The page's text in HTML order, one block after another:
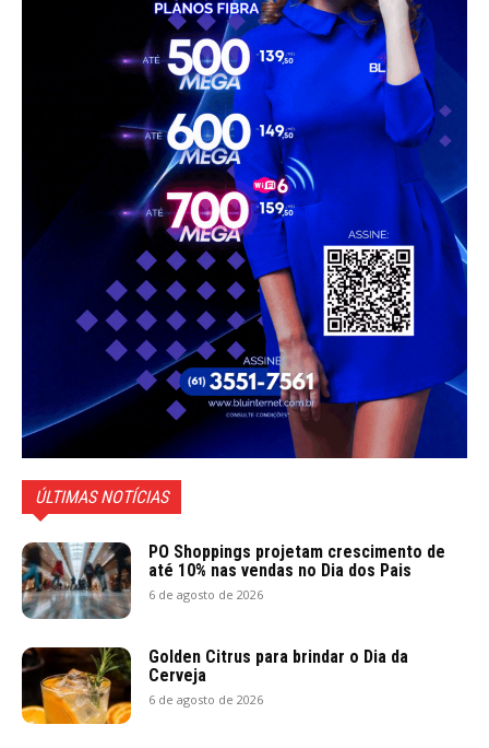
ÚLTIMAS NOTÍCIAS
PO Shoppings projetam crescimento de
até 10% nas vendas no Dia dos Pais
6 de agosto de 2026
Golden Citrus para brindar o Dia da
Cerveja
6 de agosto de 2026